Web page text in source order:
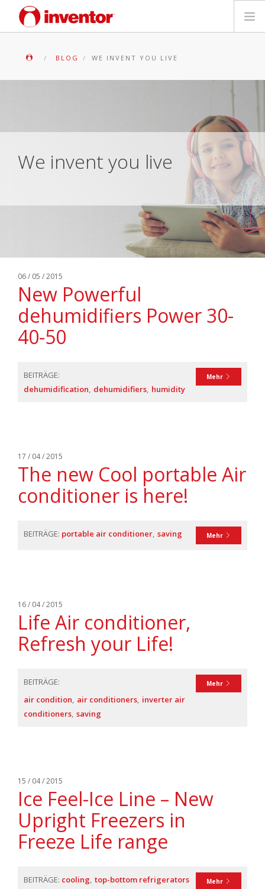
Medienbibliothek
SUCHE
BLOG WE INVENT YOU LIVE
We invent you live
06 / 05 / 2015
New Powerful
dehumidifiers Power 30-
40-50
Mehr
BEITRÄGE:
dehumidification dehumidifiers humidity
17 / 04 / 2015
The new Cool portable Air
conditioner is here!
Mehr
BEITRÄGE: portable air conditioner saving
16 / 04 / 2015
Life Air conditioner,
Refresh your Life!
Mehr
BEITRÄGE:
air condition air conditioners inverter air
conditioners saving
15 / 04 / 2015
Ice Feel-Ice Line – New
Upright Freezers in
Freeze Life range
Mehr
BEITRÄGE: cooling top-bottom refrigerators